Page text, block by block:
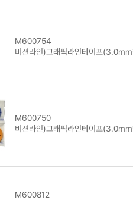
M600754
비젼라인)그래픽라인테이프
M600750
비젼라인)그래픽라인테이프
M600812